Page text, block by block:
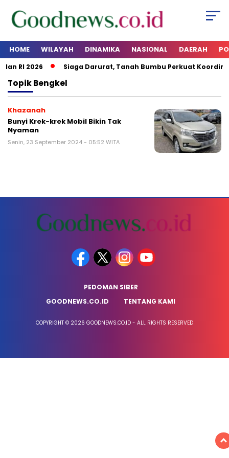
HOME WILAYAH DINAMIKA NASIONAL DAERAH
RI 2026 Siaga Darurat, Tanah Bumbu Perkuat
TopikBengkel
Khazanah
Bunyi Krek-krek Mobil Bikin Tak
Nyaman
Senin, 23 September 2024 - 05:52 WITA
PEDOMAN SIBER
GOODNEWS.CO.ID
TENTANG KAMI
COPYRIGHT © 2026 GOODNEWS.CO.ID - ALL RIGHTS RESERVED